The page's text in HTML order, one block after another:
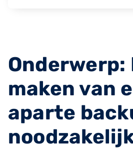
Onderwerp:
maken van
aparte